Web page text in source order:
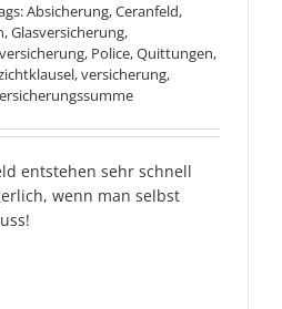
Absicherung,Ceranfeld,
,Glasversicherung,
, Police,Quittungen,
,versicherung,
entstehen sehr schnell
wenn man selbst